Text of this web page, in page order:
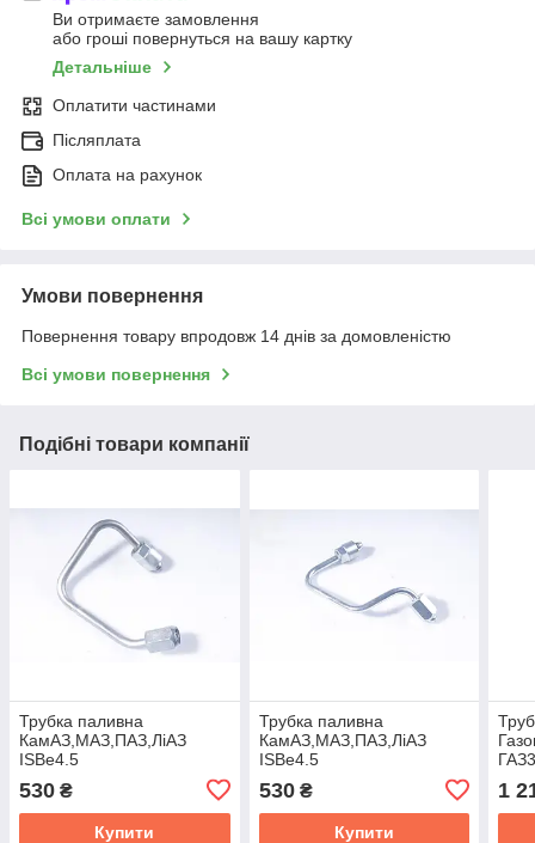
Ви отримаєте замовлення
або гроші повернуться на вашу картку
Детальніше
Оплатити частинами
Післяплата
Оплата на рахунок
Всі умови оплати
Умови повернення
Повернення товару впродовж 14 днів за домовленістю
Всі умови повернення
Подібні товари компанії
Трубка паливна
КамАЗ,МАЗ,ПАЗ,ЛіАЗ
ISBe4.5
форс.3,5цил Cummins
Investmen 3978034
530 ₴
Купити
Трубка паливна
КамАЗ,МАЗ,ПАЗ,ЛіАЗ
ISBe4.5
форс.2,4цил Cummins
Investmen 3978032
530₴
Купити
1